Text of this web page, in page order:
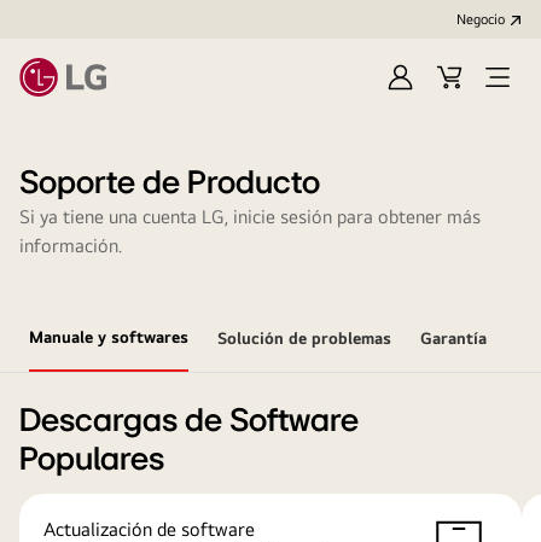
Negocio
RegístrateCarritoOpen
Soporte de Producto
Si ya tiene una cuenta LG, inicie sesión para obtener más
información.
Manuale y softwares Solución de problemas Garantía
Descargas de Software
Populares
Actualización de software